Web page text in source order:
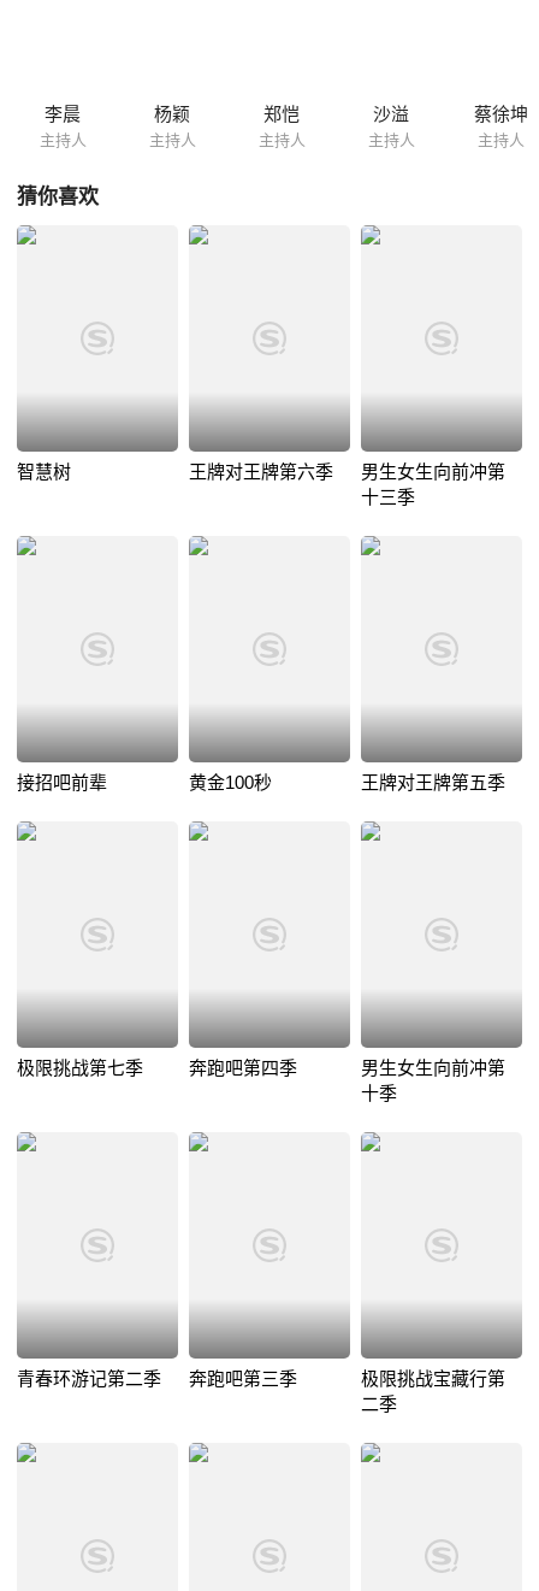
李晨
主持人
杨颖
主持人
郑恺
主持人
沙溢
主持人
蔡徐坤
主持人
猜你喜欢
智慧树 王牌对王牌第六季
男生女生向前冲第
十三季
接招吧前辈 黄金100秒 王牌对王牌第五季
极限挑战第七季 奔跑吧第四季
男生女生向前冲第
十季
青春环游记第二季 奔跑吧第三季
极限挑战宝藏行第
二季